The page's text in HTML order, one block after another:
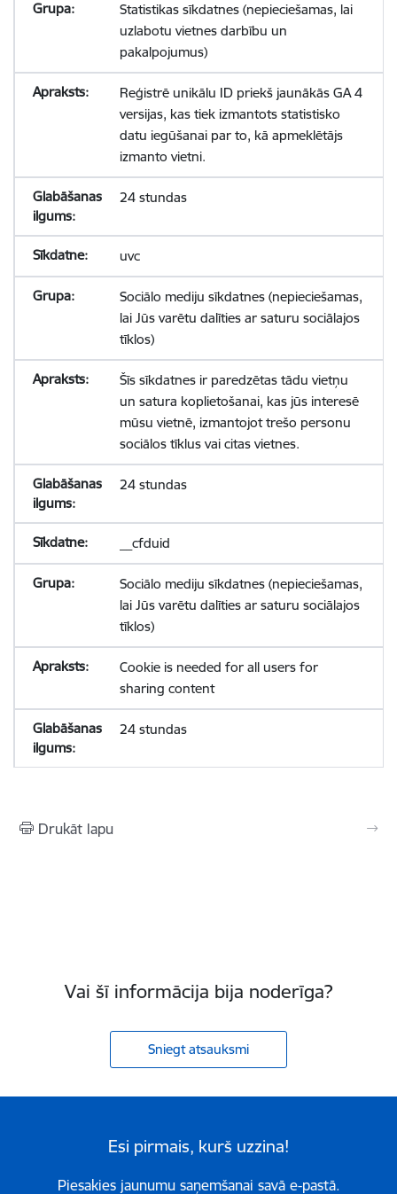
Statistikas sīkdatnes (nepieciešamas, lai
uzlabotu vietnes darbību un
pakalpojumus)
Reģistrē unikālu ID priekš jaunākās GA 4
versijas, kas tiek izmantots statistisko
datu iegūšanai par to, kā apmeklētājs
izmanto vietni.
24 stundas
uvc
Sociālo mediju sīkdatnes (nepieciešamas,
lai Jūs varētu dalīties ar saturu sociālajos
tīklos)
Šīs sīkdatnes ir paredzētas tādu vietņu
un satura koplietošanai, kas jūs interesē
mūsu vietnē, izmantojot trešo personu
sociālos tīklus vai citas vietnes.
24 stundas
__cfduid
Sociālo mediju sīkdatnes (nepieciešamas,
lai Jūs varētu dalīties ar saturu sociālajos
tīklos)
Cookie is needed for all users for
sharing content
24 stundas
Drukāt lapu
Vai šī informācija bija noderīga?
Sniegt atsauksmi
Esi pirmais, kurš uzzina!
Piesakies jaunumu saņemšanai savā e-pastā.